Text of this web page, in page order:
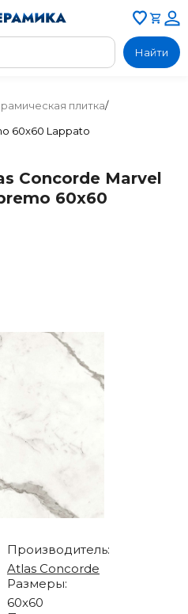
Найти
плитка/
60x60 Lappato
Concorde Marvel
60x60
Производитель:
Atlas Concorde
Размеры:
60x60